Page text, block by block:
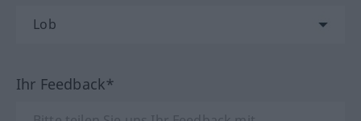
Ihr Feedback*